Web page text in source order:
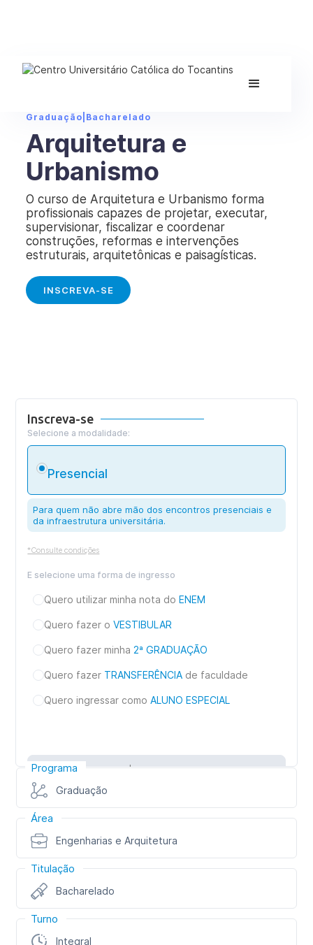
Graduação Bacharelado
Arquitetura e
Urbanismo
O curso de Arquitetura e Urbanismo forma
profissionais capazes de projetar, executar,
supervisionar, fiscalizar e coordenar
construções, reformas e intervenções
estruturais, arquitetônicas e paisagísticas.
INSCREVA-SE
Programa
Graduação
Área
Engenharias e Arquitetura
Titulação
Bacharelado
Turno
Integral
Inscreva-se
Selecione a modalidade:
Presencial
Para quem não abre mão dos encontros presenciais e
da infraestrutura universitária.
*Consulte condições
E selecione uma forma de ingresso
Quero utilizar minha nota doENEM
Quero fazer oVESTIBULAR
Quero fazer minha 2ª GRADUAÇÃO
Quero fazer TRANSFERÊNCIA de faculdade
Quero ingressar comoALUNO ESPECIAL
Inscreva-se